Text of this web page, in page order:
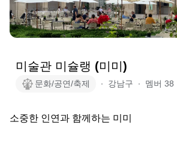
미술관 미슐랭 (미미)
문화/공연/축제 ∙ 강남구 ∙ 멤버 38
소중한 인연과 함께하는 미미